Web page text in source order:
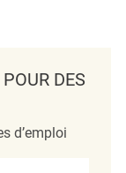
DES
d’emploi